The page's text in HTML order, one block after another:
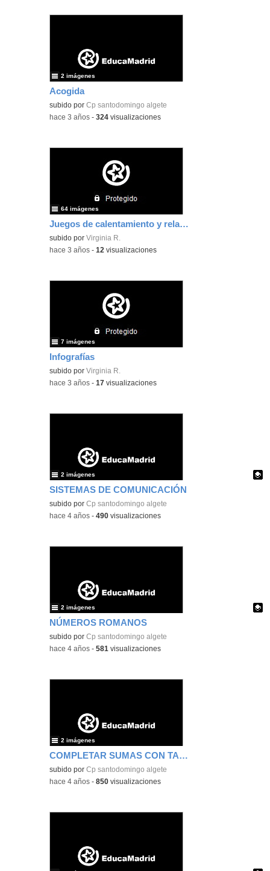
Acogida
subido porCp santodomingo algete
2 imágenes
-hace 3 años -324 visualizaciones
Juegos de calentamiento y relajación
subido porVirginia R.
64 imágenes
-hace 3 años -12 visualizaciones
Infografías
subido porVirginia R.
7 imágenes
-hace 3 años -17 visualizaciones
SISTEMAS DE COMUNICACIÓN
Contenido educativo.
subido porCp santodomingo algete
2 imágenes
-hace 4 años -490 visualizaciones
NÚMEROS ROMANOS
Contenido educativo.
subido porCp santodomingo algete
2 imágenes
-hace 4 años -581 visualizaciones
COMPLETAR SUMAS CON TABLA DEL 10
subido porCp santodomingo algete
2 imágenes
-hace 4 años -850 visualizaciones